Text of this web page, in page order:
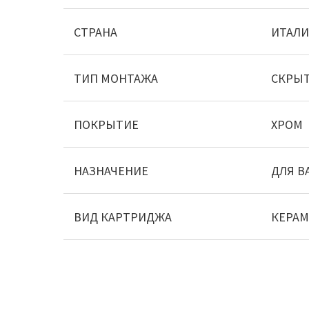
СТРАНА
ТИП МОНТАЖА
ПОКРЫТИЕ ХРОМ
НАЗНАЧЕНИЕ ДЛЯ
ВИД КАРТРИДЖА